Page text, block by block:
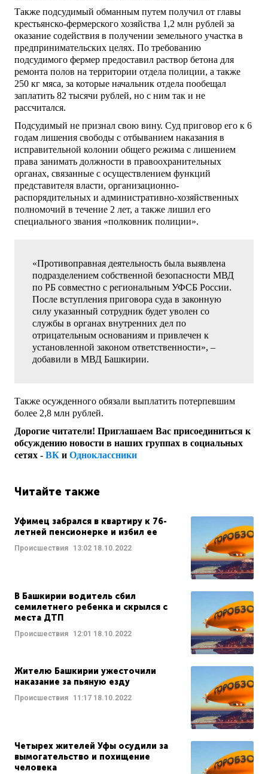
Также подсудимый обманным путем получил от главы
крестьянско-фермерского хозяйства 1,2 млн рублей за
оказание содействия в получении земельного участка в
предпринимательских целях. По требованию
подсудимого фермер предоставил раствор бетона для
ремонта полов на территории отдела полиции, а также
250 кг мяса, за которые начальник отдела пообещал
заплатить 82 тысячи рублей, но с ним так и не
рассчитался.
Подсудимый не признал свою вину. Суд приговор его к 6
годам лишения свободы с отбыванием наказания в
исправительной колонии общего режима с лишением
права занимать должности в правоохранительных
органах, связанные с осуществлением функций
представителя власти, организационно-
распорядительных и административно-хозяйственных
полномочий в течение 2 лет, а также лишил его
специального звания «полковник полиции».
«Противоправная деятельность была выявлена
подразделением собственной безопасности МВД
по РБ совместно с региональным УФСБ России.
После вступления приговора суда в законную
силу указанный сотрудник будет уволен со
службы в органах внутренних дел по
отрицательным основаниям и привлечен к
установленной законом ответственности», –
добавили в МВД Башкирии.
Также осужденного обязали выплатить потерпевшим
более 2,8 млн рублей.
Дорогие читатели! Приглашаем Вас присоединиться к
обсуждению новости в наших группах в социальных
сетях - ВК и Одноклассники
Читайте также
Уфимец забрался в квартиру к 76-
летней пенсионерке и избил ее
Происшествия 13:02 18.10.2022
В Башкирии водитель сбил
семилетнего ребенка и скрылся с
места ДТП
Происшествия 12:01 18.10.2022
Жителю Башкирии ужесточили
наказание за пьяную езду
Происшествия 11:17 18.10.2022
Четырех жителей Уфы осудили за
вымогательство и похищение
человека